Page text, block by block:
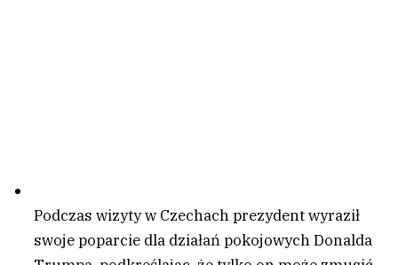
Podczas wizyty w Czechach prezydent wyraził
swoje poparcie dla działań pokojowych Donalda